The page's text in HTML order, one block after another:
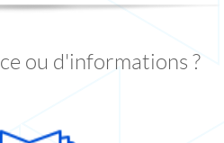
ou d'informations ?